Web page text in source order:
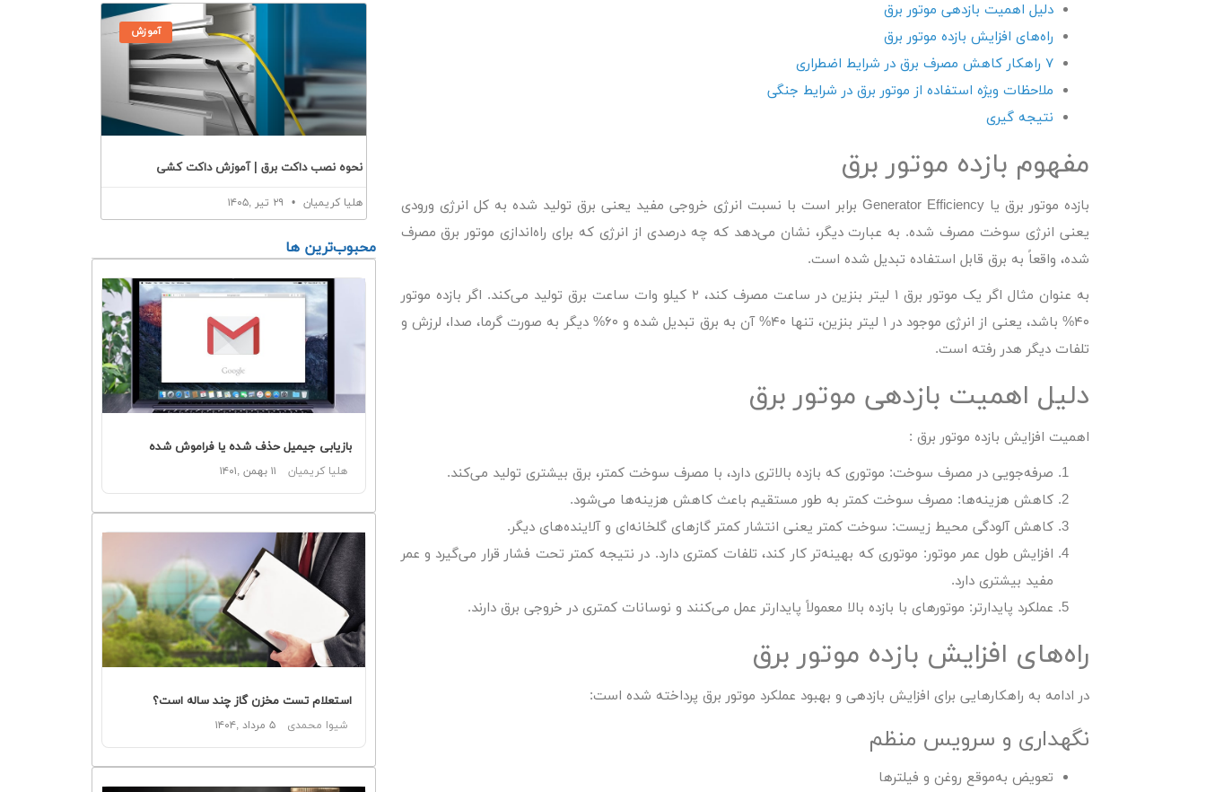
آموزش
نحوه نصب داکت برق | آموزش داکت کشی
هلیا کریمیان
محبوب‌ترین ها
بازیابی جیمیل حذف شده یا فراموش شده
هلیا کریمیان ۱۱ بهمن ,۱۴۰۱
استعلام تست مخزن گاز چند ساله است؟
شیوا محمدی ۵ مرداد ,۱۴۰۴
دلیل اهمیت بازدهی موتور برق
راه‌های افزایش بازده موتور برق
۷ راهکار کاهش مصرف برق در شرایط اضطراری
ملاحظات ویژه استفاده از موتور برق در شرایط جنگی
نتیجه گیری
مفهوم بازده موتور برق
بازده موتور برق یا Generator Efficiency برابر است با نسبت انرژی خروجی مفید یعنی برق تولید شده به کل انرژی ورودی
یعنی انرژی سوخت مصرف شده. به عبارت دیگر، نشان می‌دهد که چه درصدی از انرژی که برای راه‌اندازی موتور برق مصرف
شده، واقعاً به برق قابل استفاده تبدیل شده است.
به عنوان مثال اگر یک موتور برق ۱ لیتر بنزین در ساعت مصرف کند، ۲ کیلو وات ساعت برق تولید می‌کند. اگر بازده موتور
۴۰% باشد، یعنی از انرژی موجود در ۱ لیتر بنزین، تنها ۴۰% آن به برق تبدیل شده و ۶۰% دیگر به صورت گرما، صدا، لرزش و
تلفات دیگر هدر رفته است.
دلیل اهمیت بازدهی موتور برق
اهمیت افزایش بازده موتور برق :
صرفه‌جویی در مصرف سوخت: موتوری که بازده بالاتری دارد، با مصرف سوخت کمتر، برق بیشتری تولید می‌کند.
کاهش هزینه‌ها: مصرف سوخت کمتر به طور مستقیم باعث کاهش هزینه‌ها می‌شود.
کاهش آلودگی محیط زیست: سوخت کمتر یعنی انتشار کمتر گازهای گلخانه‌ای و آلاینده‌های دیگر.
افزایش طول عمر موتور: موتوری که بهینه‌تر کار کند، تلفات کمتری دارد. در نتیجه کمتر تحت فشار قرار می‌گیرد و عمر
مفید بیشتری دارد.
عملکرد پایدارتر: موتورهای با بازده بالا معمولاً پایدارتر عمل می‌کنند و نوسانات کمتری در خروجی برق دارند.
راه‌های افزایش بازده موتور برق
در ادامه به راهکارهایی برای افزایش بازدهی و بهبود عملکرد موتور برق پرداخته شده است:
نگهداری و سرویس منظم
تعویض به‌موقع روغن و فیلترها